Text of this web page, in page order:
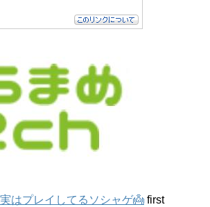
はプレイしてるソシャゲ👼 first